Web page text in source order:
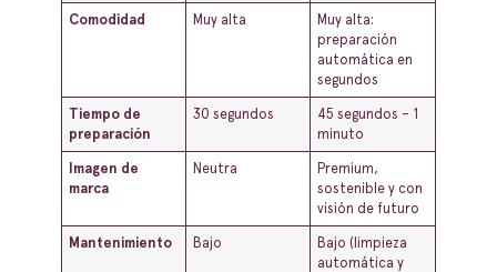
Comodidad Muy alta
Muy alta:
preparación
automática en
segundos
Tiempo de
preparación
30 segundos
45 segundos – 1
minuto
Imagen de
marca
Neutra
Premium,
sostenible y con
visión de futuro
Mantenimiento Bajo
Bajo (limpieza
automática y